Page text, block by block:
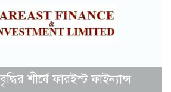
শীর্ষে ফারইস্ট ফাইন্যান্স